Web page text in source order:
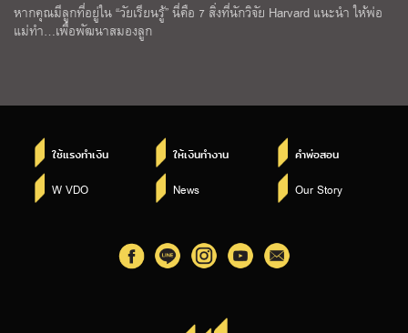
หากคุณมีลูกที่อยู่ใน “วัยเรียนรู้” นี่คือ 7 สิ่งที่นักวิจัย Harvard แนะนำ ให้พ่อ
แม่ทำ…เพื่อพัฒนาสมองลูก
ใช้แรงทำเงิน ให้เงินทำงาน คำพ่อสอน
W VDO News Our Story